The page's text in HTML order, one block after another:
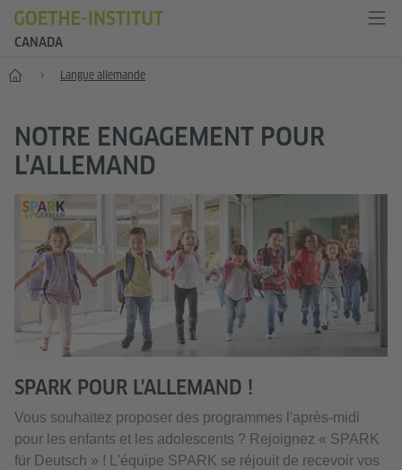
CANADA
Accueil Langue allemande
NOTRE ENGAGEMENT POUR
L'ALLEMAND
SPARK POUR L'ALLEMAND !
Vous souhaitez proposer des programmes l'après-midi
pour les enfants et les adolescents ? Rejoignez « SPARK
für Deutsch » ! L'équipe SPARK se réjouit de recevoir vos